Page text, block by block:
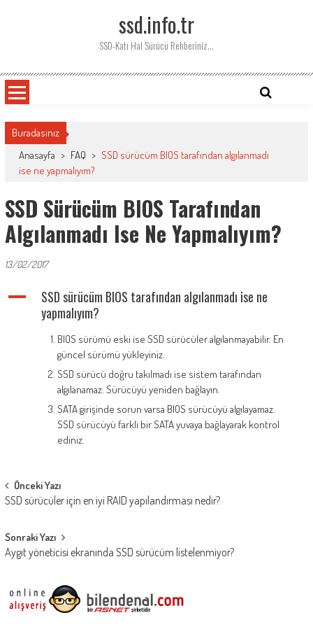
ssd.info.tr
SSD-Katı Hal Sürücü Rehberiniz…
Buradasınız
Anasayfa > FAQ > SSD sürücüm BIOS tarafından algılanmadı
ise ne yapmalıyım?
SSD Sürücüm BIOS Tarafından
Algılanmadı Ise Ne Yapmalıyım?
13/02/2017
A
SSD sürücüm BIOS tarafından algılanmadı ise ne
yapmalıyım?
BIOS sürümü eski ise SSD sürücüler algılanmayabilir. En
güncel sürümü yükleyiniz.
SSD sürücü doğru takılmadı ise sistem tarafından
algılanamaz. Sürücüyü yeniden bağlayın.
SATA girişinde sorun varsa BIOS sürücüyü algılayamaz.
SSD sürücüyü farklı bir SATA yuvaya bağlayarak kontrol
ediniz.
Post
navigation
Önceki Yazı
SSD sürücüler için en iyi RAID yapılandırması nedir?
Sonraki Yazı
Aygıt yöneticisi ekranında SSD sürücüm listelenmiyor?